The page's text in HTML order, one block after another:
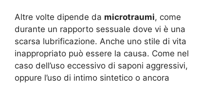
Altre volte dipende da microtraumi, come
durante un rapporto sessuale dove vi è una
scarsa lubrificazione. Anche uno stile di vita
inappropriato può essere la causa. Come nel
caso dell’uso eccessivo di saponi aggressivi,
oppure l’uso di intimo sintetico o ancora